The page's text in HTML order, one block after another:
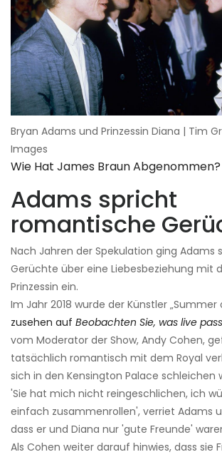
Bryan Adams und Prinzessin Diana | Tim
Images
Wie Hat James Braun Abgenommen?
Adams spricht
romantische
Nach Jahren der Spekulation ging Adams
Gerüchte über eine Liebesbeziehung mit
Prinzessin ein.
Im Jahr 2018 wurde der Künstler „Summer
zusehen auf Beobachten Sie, was live
vom Moderator der Show, Andy Cohen,
tatsächlich romantisch mit dem Royal
sich in den Kensington Palace schleichen
'Sie hat mich nicht reingeschlichen, ich
einfach zusammenrollen', verriet Adams
dass er und Diana nur 'gute Freunde'
Als Cohen weiter darauf hinwies, dass sie